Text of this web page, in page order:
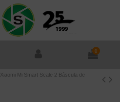
0
Xiaomi Mi Smart Scale 2 Báscula de